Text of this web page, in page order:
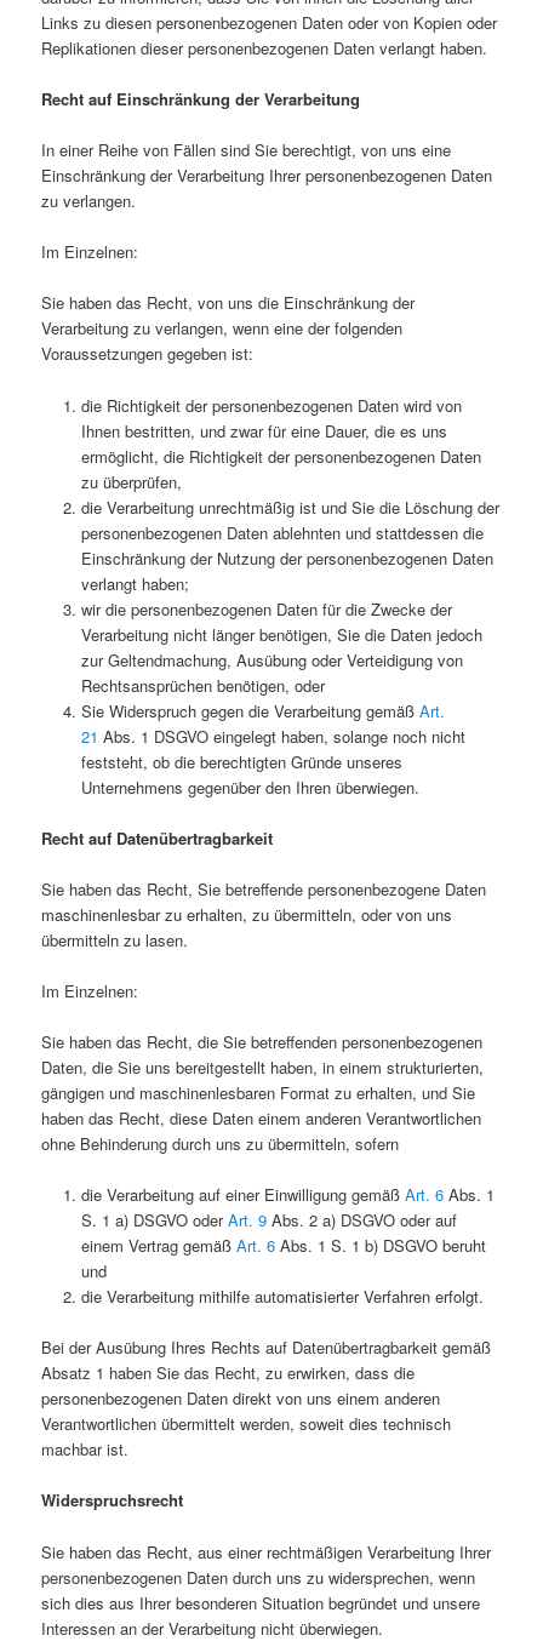
Links zu diesen personenbezogenen Daten oder von Kopien oder
Replikationen dieser personenbezogenen Daten verlangt haben.
Recht auf Einschränkung der Verarbeitung
In einer Reihe von Fällen sind Sie berechtigt, von uns eine
Einschränkung der Verarbeitung Ihrer personenbezogenen Daten
zu verlangen.
Im Einzelnen:
Sie haben das Recht, von uns die Einschränkung der
Verarbeitung zu verlangen, wenn eine der folgenden
Voraussetzungen gegeben ist:
die Richtigkeit der personenbezogenen Daten wird von
Ihnen bestritten, und zwar für eine Dauer, die es uns
ermöglicht, die Richtigkeit der personenbezogenen Daten
zu überprüfen,
die Verarbeitung unrechtmäßig ist und Sie die Löschung der
personenbezogenen Daten ablehnten und stattdessen die
Einschränkung der Nutzung der personenbezogenen Daten
verlangt haben;
wir die personenbezogenen Daten für die Zwecke der
Verarbeitung nicht länger benötigen, Sie die Daten jedoch
zur Geltendmachung, Ausübung oder Verteidigung von
Rechtsansprüchen benötigen, oder
Sie Widerspruch gegen die Verarbeitung gemäß Art.
21 Abs. 1 DSGVO eingelegt haben, solange noch nicht
feststeht, ob die berechtigten Gründe unseres
Unternehmens gegenüber den Ihren überwiegen.
Recht auf Datenübertragbarkeit
Sie haben das Recht, Sie betreffende personenbezogene Daten
maschinenlesbar zu erhalten, zu übermitteln, oder von uns
übermitteln zu lasen.
Im Einzelnen:
Sie haben das Recht, die Sie betreffenden personenbezogenen
Daten, die Sie uns bereitgestellt haben, in einem strukturierten,
gängigen und maschinenlesbaren Format zu erhalten, und Sie
haben das Recht, diese Daten einem anderen Verantwortlichen
ohne Behinderung durch uns zu übermitteln, sofern
die Verarbeitung auf einer Einwilligung gemäß Art. 6Abs. 1
S. 1 a) DSGVO oderArt. 9Abs. 2 a) DSGVO oder auf
einem Vertrag gemäß Art. 6Abs. 1 S. 1 b) DSGVO beruht
und
die Verarbeitung mithilfe automatisierter Verfahren erfolgt.
Bei der Ausübung Ihres Rechts auf Datenübertragbarkeit gemäß
Absatz 1 haben Sie das Recht, zu erwirken, dass die
personenbezogenen Daten direkt von uns einem anderen
Verantwortlichen übermittelt werden, soweit dies technisch
machbar ist.
Widerspruchsrecht
Sie haben das Recht, aus einer rechtmäßigen Verarbeitung Ihrer
personenbezogenen Daten durch uns zu widersprechen, wenn
sich dies aus Ihrer besonderen Situation begründet und unsere
Interessen an der Verarbeitung nicht überwiegen.